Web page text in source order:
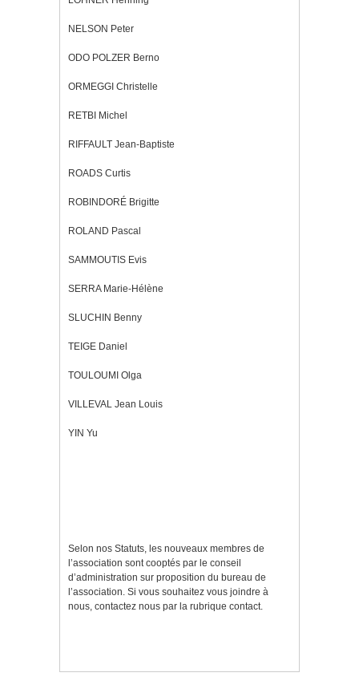
NELSON Peter
ODO POLZER Berno
ORMEGGI Christelle
RETBI Michel
RIFFAULT Jean-Baptiste
ROADS Curtis
ROBINDORÉ Brigitte
ROLAND Pascal
SAMMOUTIS Evis
SERRA Marie-Hélène
SLUCHIN Benny
TEIGE Daniel
TOULOUMI Olga
VILLEVAL Jean Louis
YIN Yu
Selon nos Statuts, les nouveaux membres de
l’association sont cooptés par le conseil
d’administration sur proposition du bureau de
l’association. Si vous souhaitez vous joindre à
nous, contactez nous par la rubrique contact.